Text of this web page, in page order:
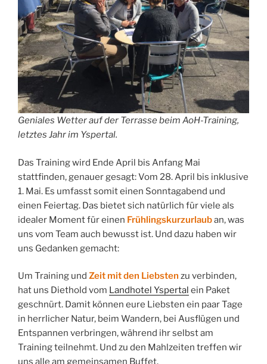
Geniales Wetter auf der Terrasse beim AoH-Training,
letztes Jahr im Yspertal.
Das Training wird Ende April bis Anfang Mai
stattfinden, genauer gesagt: Vom 28. April bis inklusive
1. Mai. Es umfasst somit einen Sonntagabend und
einen Feiertag. Das bietet sich natürlich für viele als
idealer Moment für einen Frühlingskurzurlauban, was
uns vom Team auch bewusst ist. Und dazu haben wir
uns Gedanken gemacht:
Um Training und Zeit mit den Liebsten zu verbinden,
hat uns Diethold vom Landhotel Yspertal ein Paket
geschnürt. Damit können eure Liebsten ein paar Tage
in herrlicher Natur, beim Wandern, bei Ausflügen und
Entspannen verbringen, während ihr selbst am
Training teilnehmt. Und zu den Mahlzeiten treffen wir
uns alle am gemeinsamen Buffet.